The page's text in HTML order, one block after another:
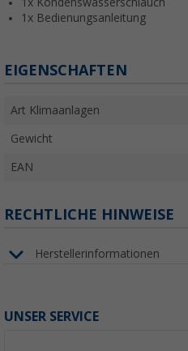
1x Bedienungsanleitung
EIGENSCHAFTEN
Art Klimaanlagen
Gewicht
EAN
RECHTLICHE HINWEISE
Herstellerinformationen
UNSER SERVICE